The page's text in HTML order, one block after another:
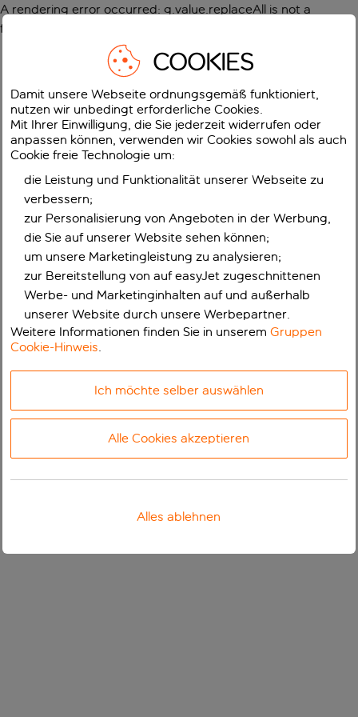
A rendering error occurred: g.value.replaceAll is not a
function
COOKIES
Damit unsere Webseite ordnungsgemäß funktioniert,
nutzen wir unbedingt erforderliche Cookies.
Mit Ihrer Einwilligung, die Sie jederzeit widerrufen oder
anpassen können, verwenden wir Cookies sowohl als auch
Cookie freie Technologie um:
die Leistung und Funktionalität unserer Webseite zu
verbessern;
zur Personalisierung von Angeboten in der Werbung,
die Sie auf unserer Website sehen können;
um unsere Marketingleistung zu analysieren;
zur Bereitstellung von auf easyJet zugeschnittenen
Werbe- und Marketinginhalten auf und außerhalb
unserer Website durch unsere Werbepartner.
Weitere Informationen finden Sie in unseremGruppen
Cookie-Hinweis.
Ich möchte selber auswählen
Alle Cookies akzeptieren
Alles ablehnen